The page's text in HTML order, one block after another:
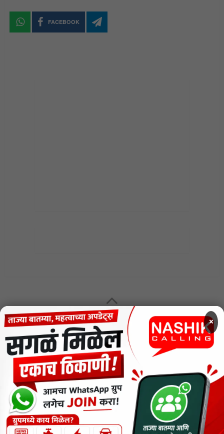
FACEBOOK
MENU
CODE OF ETHICS FOR DIGITAL NEWS WEBSITES
Contact Us
Privacy Policy
Short News
ThemeNcode PDF Viewer SC [Do not Delete]
×